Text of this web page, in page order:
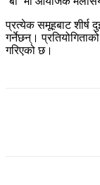
प्रत्येक समूहबाट शीर्ष
गर्नेछन्।
गरिएको छ।